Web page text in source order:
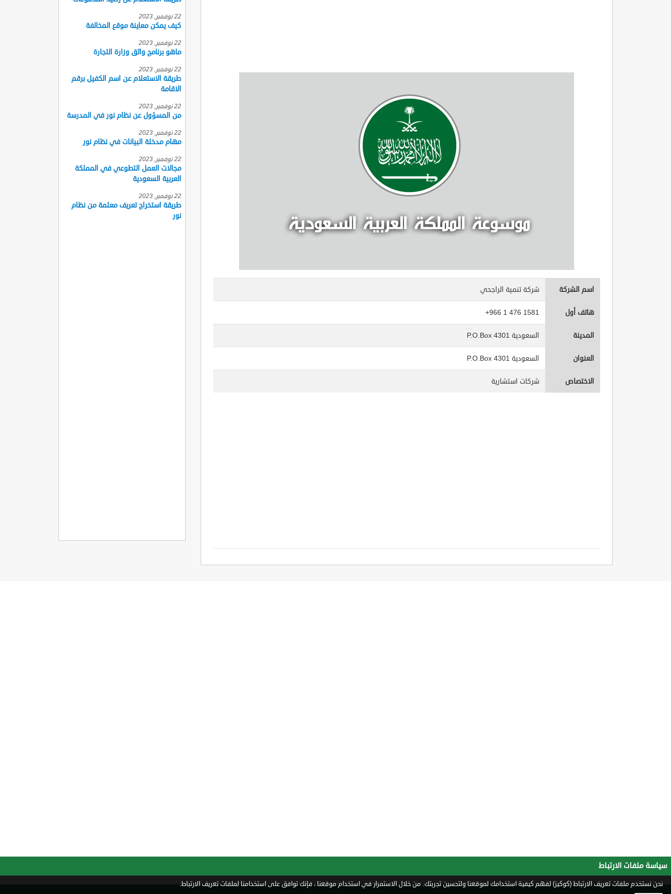
اسم الشركة شركة تنمية الراجحي
هاتف أول +966 1 476 1581
المدينة السعودية P.O.Box 4301
العنوان السعودية P.O.Box 4301
الاختصاص شركات استشارية
22 نوفمبر, 2023
كيف يمكن معاينة موقع المخالفة
22 نوفمبر, 2023
ماهو برنامج واثق وزارة التجارة
22 نوفمبر, 2023
طريقة الاستعلام عن اسم الكفيل برقم
الاقامة
22 نوفمبر, 2023
من المسؤول عن نظام نور في المدرسة
22 نوفمبر, 2023
مهام مدخلة البيانات في نظام نور
22 نوفمبر, 2023
مجالات العمل التطوعي في المملكة
العربية السعودية
22 نوفمبر, 2023
طريقة استخراج تعريف معلمة من نظام
نور
سياسة ملفات الارتباط
نحن نستخدم ملفات تعريف الارتباط (كوكيز) لفهم كيفية استخدامك لموقعنا ولتحسين تجربتك. من خلال الاستمرار في استخدام موقعنا ، فإنك توافق على استخدامنا لملفات تعريف الارتباط.